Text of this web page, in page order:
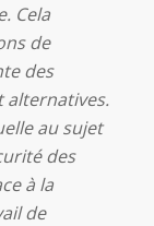
Cela
de
des
alternatives.
au sujet
des
à la
de